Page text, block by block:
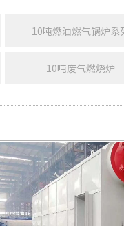
10吨燃油燃气锅炉系
10吨废气燃烧炉